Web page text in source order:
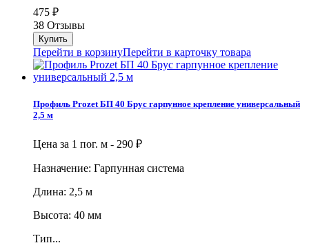
475 ₽
38 Отзывы
Перейти в корзинуПерейти в карточку товара
Профиль Prozet БП 40 Брус гарпунное крепление универсальный
2,5 м
Цена за 1 пог. м - 290 ₽
Назначение: Гарпунная система
Длина: 2,5 м
Высота: 40 мм
Тип...